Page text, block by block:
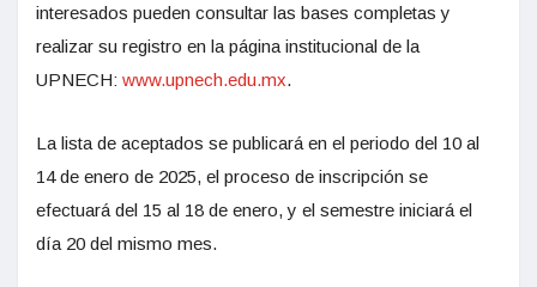
interesados pueden consultar las bases completas y
realizar su registro en la página institucional de la
UPNECH: www.upnech.edu.mx.
La lista de aceptados se publicará en el periodo del 10 al
14 de enero de 2025, el proceso de inscripción se
efectuará del 15 al 18 de enero, y el semestre iniciará el
día 20 del mismo mes.